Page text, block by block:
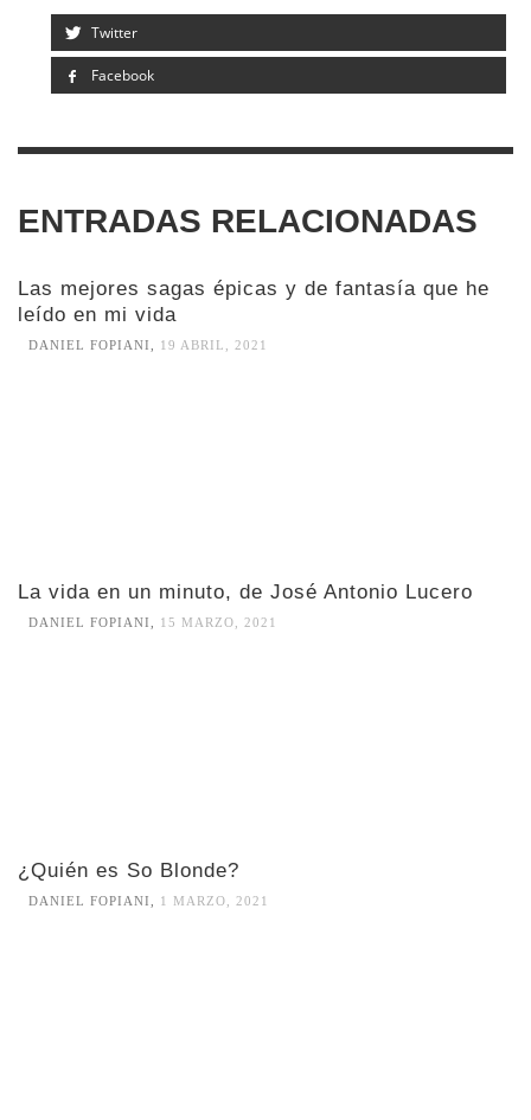
Twitter
Facebook
ENTRADAS RELACIONADAS
Las mejores sagas épicas y de fantasía que he
leído en mi vida
DANIEL FOPIANI 19 ABRIL, 2021
La vida en un minuto, de José Antonio Lucero
DANIEL FOPIANI, 15 MARZO, 2021
¿Quién es So Blonde?
DANIEL FOPIANI 1 MARZO, 2021